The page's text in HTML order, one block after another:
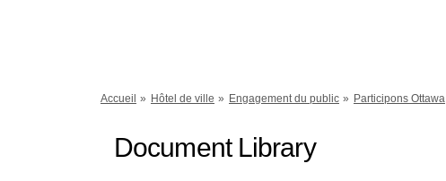
Vous êtes ici:
Accueil Hôtel de ville Engagement du public Participons Ottawa
Document Library